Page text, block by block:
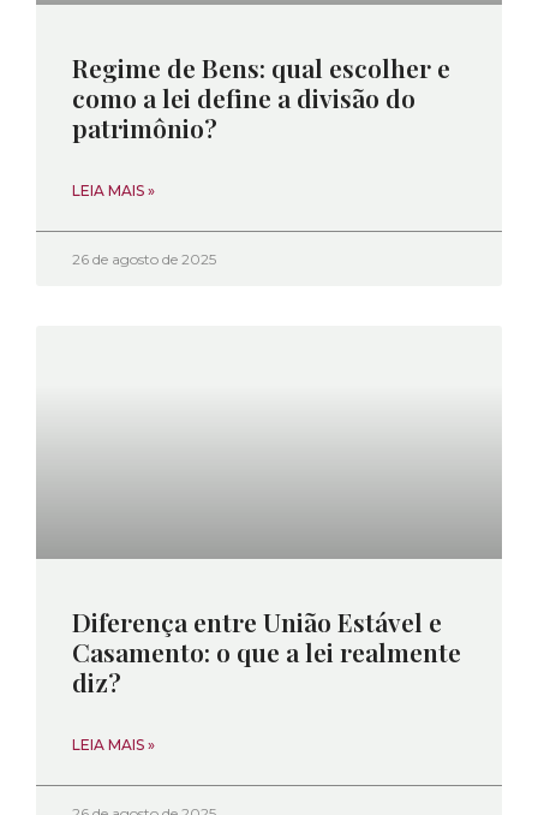
Regime de Bens: qual escolher e
como a lei define a divisão do
patrimônio?
LEIA MAIS »
26 de agosto de 2025
Diferença entre União Estável e
Casamento: o que a lei realmente
diz?
LEIA MAIS »